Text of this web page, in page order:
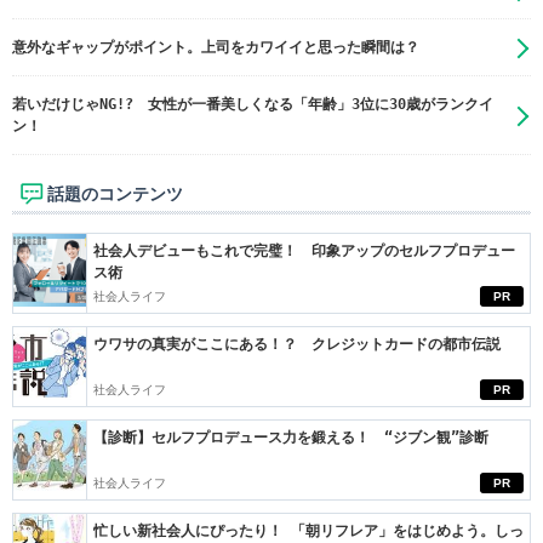
意外なギャップがポイント。上司をカワイイと思った瞬間は？
若いだけじゃNG!? 女性が一番美しくなる「年齢」3位に30歳がランクイ
ン！
話題のコンテンツ
PR
社会人デビューもこれで完璧！ 印象アップのセルフプロデュー
ス術
社会人ライフ
PR
ウワサの真実がここにある！？ クレジットカードの都市伝説
社会人ライフ
PR
【診断】セルフプロデュース力を鍛える！ “ジブン観”診断
社会人ライフ
忙しい新社会人にぴったり！ 「朝リフレア」をはじめよう。しっ